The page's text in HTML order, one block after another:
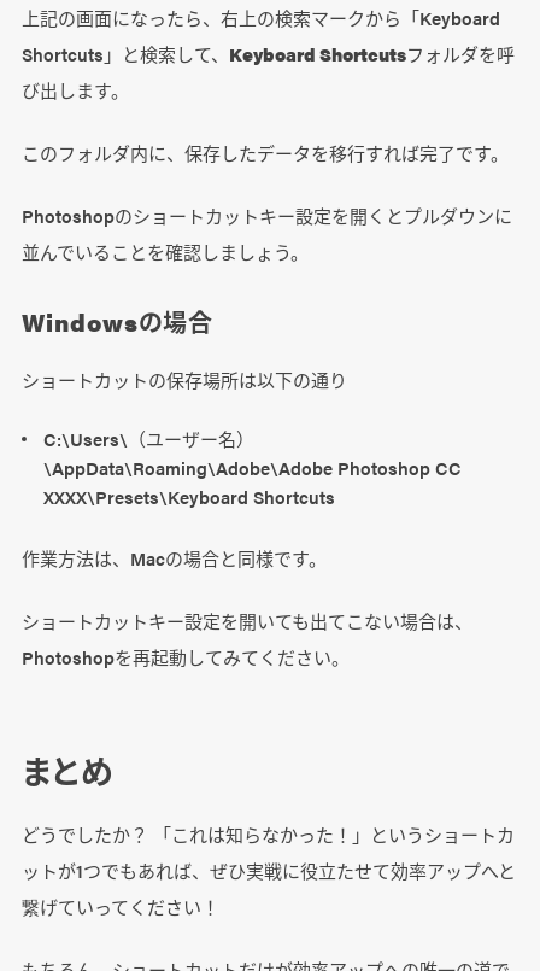
上記の画面になったら、右上の検索マークから「Keyboard
Shortcuts」と検索して、 Keyboard Shortcutsフォルダを呼
び出します。
このフォルダ内に、保存したデータを移行すれば完了です。
Photoshopのショートカットキー設定を開くとプルダウンに
並んでいることを確認しましょう。
Windowsの場合
ショートカットの保存場所は以下の通り
C:\Users\（ユーザー名）
\AppData\Roaming\Adobe\Adobe Photoshop CC
XXXX\Presets\Keyboard Shortcuts
作業方法は、Macの場合と同様です。
ショートカットキー設定を開いても出てこない場合は、
Photoshopを再起動してみてください。
まとめ
どうでしたか？ 「これは知らなかった！」というショートカ
ットが1つでもあれば、ぜひ実戦に役立たせて効率アップへと
繋げていってください！